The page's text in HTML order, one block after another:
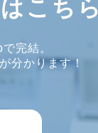
こちら
完結。
分かります！